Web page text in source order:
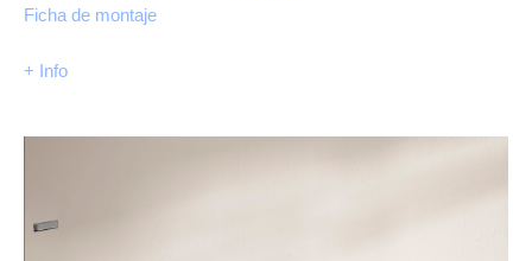
Ficha de montaje
+ Info